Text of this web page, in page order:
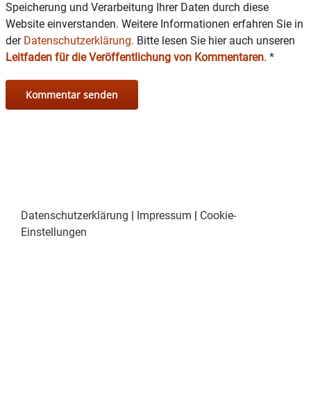
Speicherung und Verarbeitung Ihrer Daten durch diese
Website einverstanden. Weitere Informationen erfahren Sie in
der Datenschutzerklärung. Bitte lesen Sie hier auch unseren
Leitfaden für die Veröffentlichung von Kommentaren. *
Datenschutzerklärung | Impressum | Cookie-
Einstellungen